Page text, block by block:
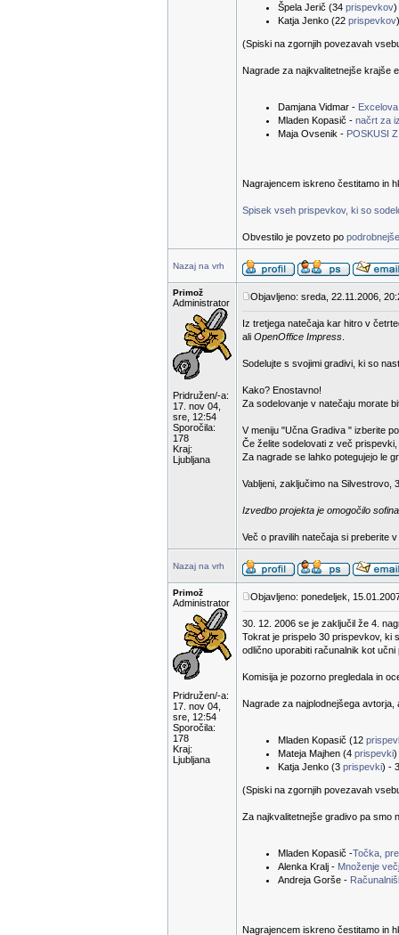
Špela Jerič (34 prispevkov)
Katja Jenko (22 prispevkov
(Spiski na zgornjih povezavah
Nagrade za najkvalitetnejše krajše
Damjana Vidmar -
Mladen Kopasič - načrt za
Maja Ovsenik - POSKUSI
Nagrajencem iskreno čestitamo in
Spisek vseh prispevkov, ki so
Obvestilo je povzeto po
Nazaj na vrh
Primož
Administrator
Pridružen/-a:
17. nov 04,
sre, 12:54
Sporočila:
178
Kraj:
Ljubljana
Objavljeno: sreda, 22.11.2006,
Iz tretjega natečaja kar hitro v
ali OpenOffice Impress
Sodelujte s svojimi gradivi, ki so
Kako? Enostavno!
Za sodelovanje v natečaju morate
V meniju "Učna Gradiva " izberite
Če želite sodelovati z več
Za nagrade se lahko potegujejo le
Vabljeni, zaključimo na Silvestrovo,
Izvedbo projekta je omogočilo
Več o pravilih natečaja si preberite v
Nazaj na vrh
Primož
Administrator
Pridružen/-a:
17. nov 04,
sre, 12:54
Sporočila:
178
Kraj:
Ljubljana
Objavljeno: ponedeljek,
30. 12. 2006 se je zaključil že 4.
Tokrat je prispelo 30 prispevkov, ki
odlično uporabiti računalnik kot učni
Komisija je pozorno pregledala in
Nagrade za najplodnejšega avtorja,
Mladen Kopasič (12
Mateja Majhen (4 prispevki)
Katja Jenko (3 prispevki) -
(Spiski na zgornjih povezavah
Za najkvalitetnejše gradivo pa smo
Mladen Kopasič -Točka,
Alenka Kralj - Množenje
Andreja Gorše -
Nagrajencem iskreno čestitamo in